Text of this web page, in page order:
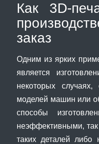
Как 3D-
заказ
Одним из ярких
является
некоторых
моделей машин или
способы
неэффективными,
таких деталей либо